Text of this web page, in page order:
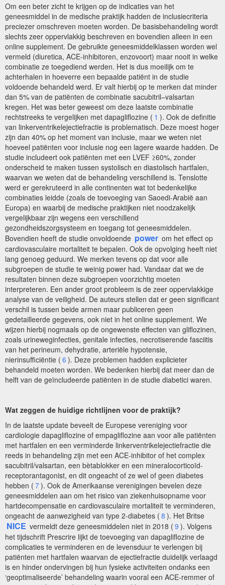
Om een beter zicht te krijgen op de indicaties van het
geneesmiddel in de medische praktijk hadden de inclusiecriteria
preciezer omschreven moeten worden. De basisbehandeling wordt
slechts zeer oppervlakkig beschreven en bovendien alleen in een
online supplement. De gebruikte geneesmiddelklassen worden wel
vermeld (diuretica, ACE-inhibitoren, enzovoort) maar nooit in welke
combinatie ze toegediend werden. Het is dus moeilijk om te
achterhalen in hoeverre een bepaalde patiënt in de studie
voldoende behandeld werd. Er valt hierbij op te merken dat minder
dan 5% van de patiënten de combinatie sacubitril–valsartan
kregen. Het was beter geweest om deze laatste combinatie
rechtstreeks te vergelijken met dapagliflozine ( 1 ). Ook de definitie
van linkerventrikelejectiefractie is problematisch. Deze moest hoger
zijn dan 40% op het moment van inclusie, maar we weten niet
hoeveel patiënten voor inclusie nog een lagere waarde hadden. De
studie includeert ook patiënten met een LVEF ≥60%, zonder
onderscheid te maken tussen systolisch en diastolisch hartfalen,
waarvan we weten dat de behandeling verschillend is. Tenslotte
werd er gerekruteerd in alle continenten wat tot bedenkelijke
combinaties leidde (zoals de toevoeging van Saoedi-Arabië aan
Europa) en waarbij de medische praktijken niet noodzakelijk
vergelijkbaar zijn wegens een verschillend
gezondheidszorgsysteem en toegang tot geneesmiddelen.
Bovendien heeft de studie onvoldoende power om het effect op
cardiovasculaire mortaliteit te bepalen. Ook de opvolging heeft niet
lang genoeg geduurd. We merken tevens op dat voor alle
subgroepen de studie te weinig power had. Vandaar dat we de
resultaten binnen deze subgroepen voorzichtig moeten
interpreteren. Een ander groot probleem is de zeer oppervlakkige
analyse van de veiligheid. De auteurs stellen dat er geen significant
verschil is tussen beide armen maar publiceren geen
gedetailleerde gegevens, ook niet in het online supplement. We
wijzen hierbij nogmaals op de ongewenste effecten van gliflozinen,
zoals urineweginfecties, genitale infecties, necrotiserende fasciitis
van het perineum, dehydratie, arteriële hypotensie,
nierinsufficiëntie ( 6 ). Deze problemen hadden explicieter
behandeld moeten worden. We bedenken hierbij dat meer dan de
helft van de geïncludeerde patiënten in de studie diabetici waren.
Wat zeggen de huidige richtlijnen voor de praktijk?
In de laatste update beveelt de Europese vereniging voor
cardiologie dapagliflozine of empagliflozine aan voor alle patiënten
met hartfalen en een verminderde linkerventrikelejectiefractie die
reeds in behandeling zijn met een ACE-inhibitor of het complex
sacubitril/valsartan, een bètablokker en een mineralocorticoïd-
receptorantagonist, en dit ongeacht of ze wel of geen diabetes
hebben ( 7). Ook de Amerikaanse verenigingen bevelen deze
geneesmiddelen aan om het risico van ziekenhuisopname voor
hartdecompensatie en cardiovasculaire mortaliteit te verminderen,
ongeacht de aanwezigheid van type 2-diabetes ( 8 ). Het Britse
NICE vermeldt deze geneesmiddelen niet in 2018 ( 9 ). Volgens
het tijdschrift Prescrire lijkt de toevoeging van dapagliflozine de
complicaties te verminderen en de levensduur te verlengen bij
patiënten met hartfalen waarvan de ejectiefractie duidelijk verlaagd
is en hinder ondervingen bij hun fysieke activiteiten ondanks een
‘geoptimaliseerde’ behandeling waarin vooral een ACE-remmer of